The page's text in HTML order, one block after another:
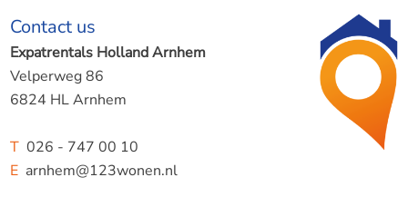
Contact us
Expatrentals Holland Arnhem
Velperweg 86
6824 HL Arnhem
T026 - 747 00 10
Earnhem@123wonen.nl